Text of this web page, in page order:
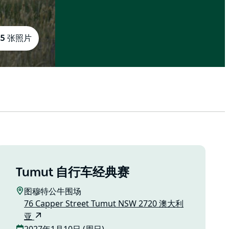
5 张照片
Tumut 自行车经典赛
图穆特公牛围场
76 Capper Street Tumut NSW 2720 澳大利
亚